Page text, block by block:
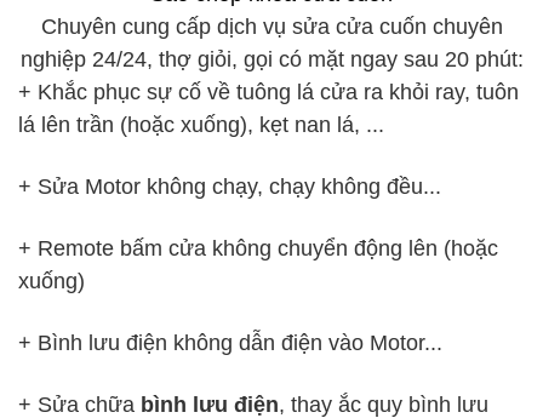
Chuyên cung cấp dịch vụ sửa cửa cuốn chuyên
nghiệp 24/24, thợ giỏi, gọi có mặt ngay sau 20 phút:
+ Khắc phục sự cố về tuông lá cửa ra khỏi ray, tuôn
lá lên trần (hoặc xuống), kẹt nan lá, ...
+ Sửa Motor không chạy, chạy không đều...
+ Remote bấm cửa không chuyển động lên (hoặc
xuống)
+ Bình lưu điện không dẫn điện vào Motor...
+ Sửa chữa bình lưu điện, thay ắc quy bình lưu